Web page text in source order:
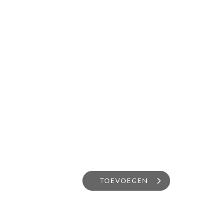
TOEVOEGEN